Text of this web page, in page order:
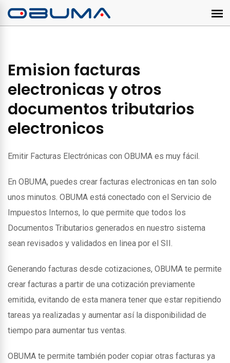
Emision facturas
electronicas y otros
documentos tributarios
electronicos
Emitir Facturas Electrónicas con OBUMA es muy fácil.
En OBUMA, puedes crear facturas electronicas en tan solo
unos minutos. OBUMA está conectado con el Servicio de
Impuestos Internos, lo que permite que todos los
Documentos Tributarios generados en nuestro sistema
sean revisados y validados en linea por el SII.
Generando facturas desde cotizaciones, OBUMA te permite
crear facturas a partir de una cotización previamente
emitida, evitando de esta manera tener que estar repitiendo
tareas ya realizadas y aumentar así la disponibilidad de
tiempo para aumentar tus ventas.
OBUMA te permite también poder copiar otras facturas ya